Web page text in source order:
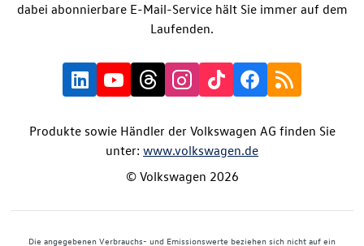
dabei abonnierbare E-Mail-Service hält Sie immer auf dem
Laufenden.
Produkte sowie Händler der Volkswagen AG finden Sie
unter: www.volkswagen.de
© Volkswagen 2026
Die angegebenen Verbrauchs- und Emissionswerte beziehen sich nicht auf ein